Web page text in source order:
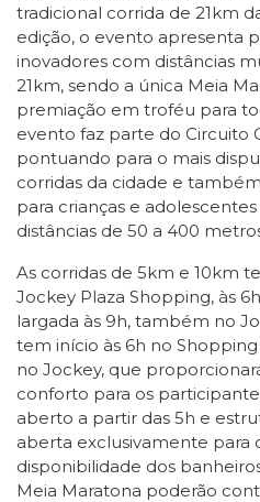
tradicional corrida de 21km
edição, o evento apresenta
inovadores com distâncias
21km, sendo a única Meia
premiação em troféu para
evento faz parte do Circuito
pontuando para o mais
corridas da cidade e
para crianças e
distâncias de 50 a 400
As corridas de 5km e 10km
Jockey Plaza Shopping, às
largada às 9h, também no
tem início às 6h no
no Jockey, que
conforto para os
aberto a partir das 5h e
aberta exclusivamente para
disponibilidade dos
Meia Maratona poderão